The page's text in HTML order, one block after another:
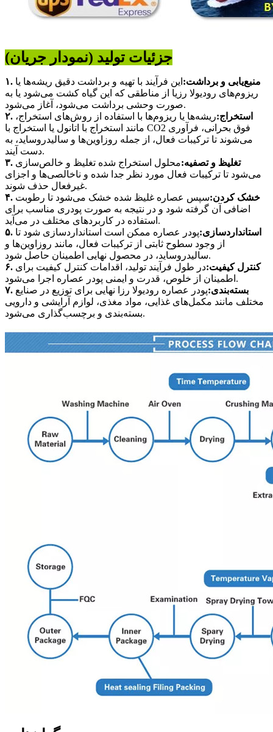
جزئیات تولید (نمودار جریان)
۱. منبع‌یابی و برداشت: این فرآیند با تهیه و برداشت دقیق ریشه‌ها یا
ریزوم‌های رودیولا رزیا از مناطقی که این گیاه کشت می‌شود یا به
صورت وحشی برداشت می‌شود، آغاز می‌شود.
۲. استخراج:ریشه‌ها یا ریزوم‌ها با استفاده از روش‌های استخراج،
مانند استخراج با اتانول یا استخراج با CO2 فوق بحرانی، فرآوری
می‌شوند تا ترکیبات فعال، از جمله روزاوین‌ها و سالیدروساید، به
دست آیند.
۳. تغلیظ و تصفیه:محلول استخراج شده تغلیظ و خالص‌سازی
می‌شود تا ترکیبات فعال مورد نظر جدا شده و ناخالصی‌ها و اجزای
غیرفعال حذف شوند.
۴. خشک کردن:سپس عصاره غلیظ شده خشک می‌شود تا رطوبت
اضافی آن گرفته شود و در نتیجه به صورت پودری مناسب برای
استفاده در کاربردهای مختلف در می‌آید.
۵. استانداردسازی:پودر عصاره ممکن است استانداردسازی شود تا
از وجود سطوح ثابتی از ترکیبات فعال، مانند روزاوین‌ها و
سالیدروساید، در محصول نهایی اطمینان حاصل شود.
۶. کنترل کیفیت:در طول فرآیند تولید، اقدامات کنترل کیفیت برای
اطمینان از خلوص، قدرت و ایمنی پودر عصاره اجرا می‌شود.
۷. بسته‌بندی:پودر عصاره رودیولا رزا نهایی برای توزیع در صنایع
مختلف مانند مکمل‌های غذایی، مواد مغذی، لوازم آرایشی و دارویی
بسته‌بندی و برچسب‌گذاری می‌شود.